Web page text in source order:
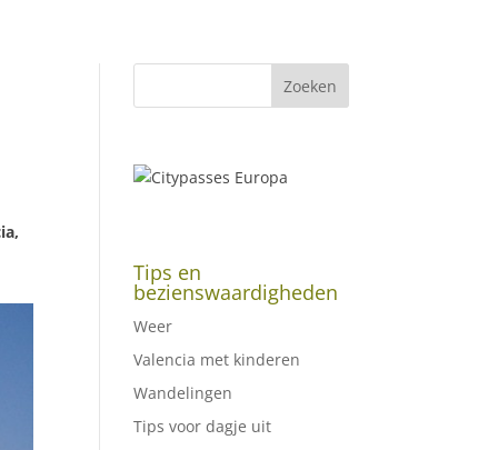
Tips en
bezienswaardigheden
Weer
Valencia met kinderen
Wandelingen
Tips voor dagje uit